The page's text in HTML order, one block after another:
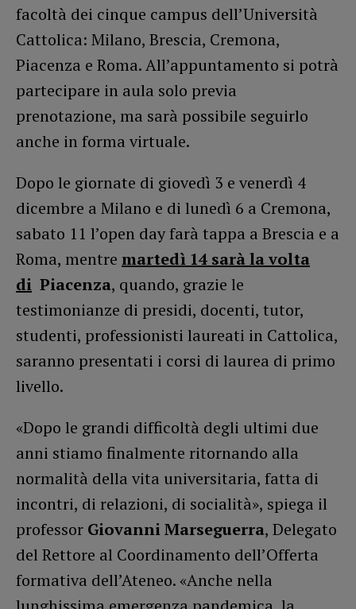
facoltà dei cinque campus dell’Università
Cattolica: Milano, Brescia, Cremona,
Piacenza e Roma. All’appuntamento si potrà
partecipare in aula solo previa
prenotazione, ma sarà possibile seguirlo
anche in forma virtuale.
Dopo le giornate di giovedì 3 e venerdì 4
dicembre a Milano e di lunedì 6 a Cremona,
sabato 11 l’open day farà tappa a Brescia e a
Roma, mentre martedì 14 sarà la volta
di Piacenza, quando, grazie le
testimonianze di presidi, docenti, tutor,
studenti, professionisti laureati in Cattolica,
saranno presentati i corsi di laurea di primo
livello.
«Dopo le grandi difficoltà degli ultimi due
anni stiamo finalmente ritornando alla
normalità della vita universitaria, fatta di
incontri, di relazioni, di socialità», spiega il
professor Giovanni Marseguerra, Delegato
del Rettore al Coordinamento dell’Offerta
formativa dell’Ateneo. «Anche nella